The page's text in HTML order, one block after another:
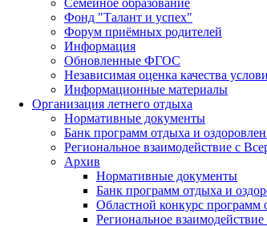
Фонд "Талант и успех"
Форум приёмных родителей
Информация
Обновленные ФГОС
Независимая оценка качества
Информационные материалы
Организация летнего отдыха
Нормативные документы
Банк программ отдыха и
Региональное взаимодействие с
Архив
Нормативные документы
Банк программ отдыха и
Областной конкурс программ
Региональное